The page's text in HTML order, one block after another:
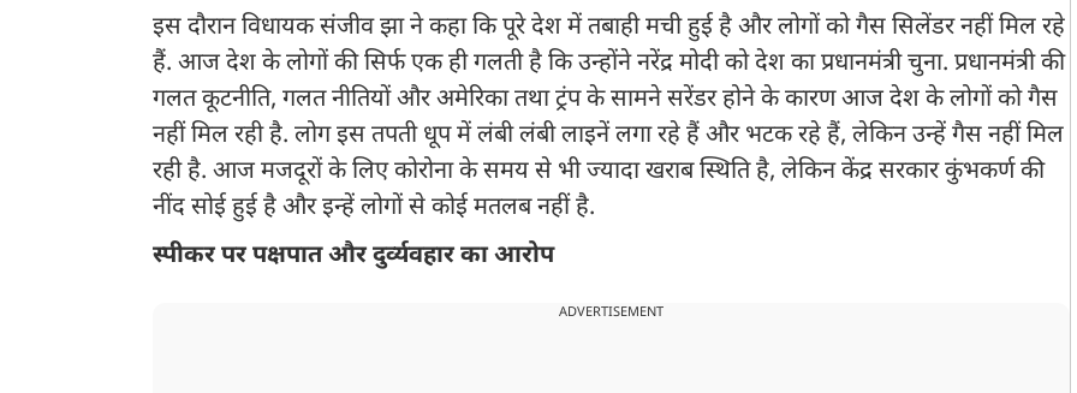
इस दौरान विधायक संजीव झा ने कहा कि पूरे देश में तबाही मची हुई है और लोगों को गैस सिलेंडर नहीं मिल रहे
हैं. आज देश के लोगों की सिर्फ एक ही गलती है कि उन्होंने नरेंद्र मोदी को देश का प्रधानमंत्री चुना. प्रधानमंत्री की
गलत कूटनीति, गलत नीतियों और अमेरिका तथा ट्रंप के सामने सरेंडर होने के कारण आज देश के लोगों को गैस
नहीं मिल रही है. लोग इस तपती धूप में लंबी लंबी लाइनें लगा रहे हैं और भटक रहे हैं, लेकिन उन्हें गैस नहीं मिल
रही है. आज मजदूरों के लिए कोरोना के समय से भी ज्यादा खराब स्थिति है, लेकिन केंद्र सरकार कुंभकर्ण की
नींद सोई हुई है और इन्हें लोगों से कोई मतलब नहीं है.
स्पीकर पर पक्षपात और दुर्व्यवहार का आरोप
ADVERTISEMENT